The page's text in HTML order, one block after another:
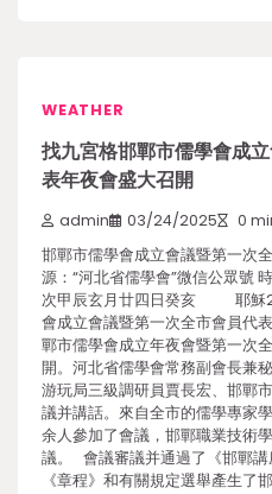
WEATHER
找九宮格邯鄲市儒學會成
表年夜會盛大召開
admin 03/24/2025 0
邯鄲市儒學會成立會議暨第一次
源：“河北省儒學會”微信公眾號
次甲辰玄月廿四日癸亥 耶穌
會成立會議暨第一次全市會員代
鄲市儒學會成立年夜會暨第一次
開。河北省儒學會常務副會長兼
游玩局三級調研員賈長宏、邯鄲
議并講話。來自全市的儒學專家
余人參加了會議，邯鄲職業技術
議。 會議審議并通過了《邯鄲
《章程》和有關規定選舉產生了